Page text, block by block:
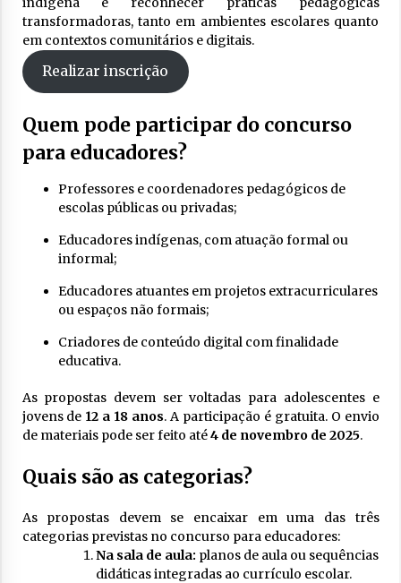
transformadoras, tanto em ambientes escolares quanto
em contextos comunitários e digitais.
Realizar inscrição
Quem pode participar do concurso
para educadores?
Professores e coordenadores pedagógicos de
escolas públicas ou privadas;
Educadores indígenas, com atuação formal ou
informal;
Educadores atuantes em projetos extracurriculares
ou espaços não formais;
Criadores de conteúdo digital com finalidade
educativa.
As propostas devem ser voltadas para adolescentes e
jovens de 12 a 18 anos. A participação é gratuita. O envio
de materiais pode ser feito até4 de novembro de 2025.
Quais são as categorias?
As propostas devem se encaixar em uma das três
categorias previstas no concurso para educadores:
Na sala de aula: planos de aula ou sequências
didáticas integradas ao currículo escolar.